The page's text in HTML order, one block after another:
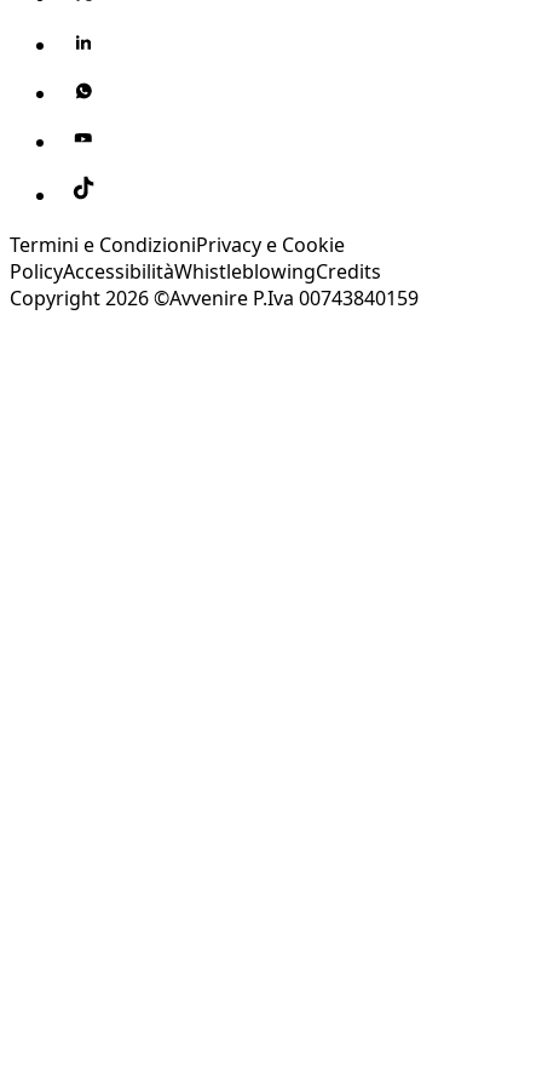
Termini e CondizioniPrivacy e Cookie
PolicyAccessibilitàWhistleblowingCredits
Copyright 2026 ©Avvenire P.Iva 00743840159